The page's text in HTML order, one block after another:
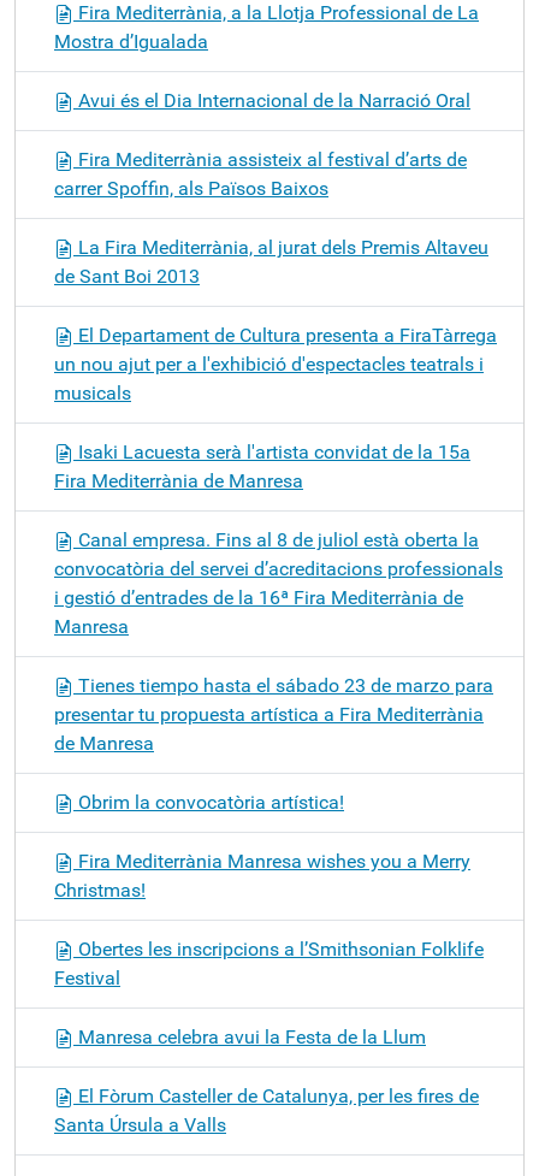
Fira Mediterrània, a la Llotja Professional de La
Mostra d’Igualada
Avui és el Dia Internacional de la Narració Oral
Fira Mediterrània assisteix al festival d’arts de
carrer Spoffin, als Països Baixos
La Fira Mediterrània, al jurat dels Premis Altaveu
de Sant Boi 2013
El Departament de Cultura presenta a FiraTàrrega
un nou ajut per a l'exhibició d'espectacles teatrals i
musicals
Isaki Lacuesta serà l'artista convidat de la 15a
Fira Mediterrània de Manresa
Canal empresa. Fins al 8 de juliol està oberta la
convocatòria del servei d’acreditacions professionals
i gestió d’entrades de la 16ª Fira Mediterrània de
Manresa
Tienes tiempo hasta el sábado 23 de marzo para
presentar tu propuesta artística a Fira Mediterrània
de Manresa
Obrim la convocatòria artística!
Fira Mediterrània Manresa wishes you a Merry
Christmas!
Obertes les inscripcions a l’Smithsonian Folklife
Festival
Manresa celebra avui la Festa de la Llum
El Fòrum Casteller de Catalunya, per les fires de
Santa Úrsula a Valls